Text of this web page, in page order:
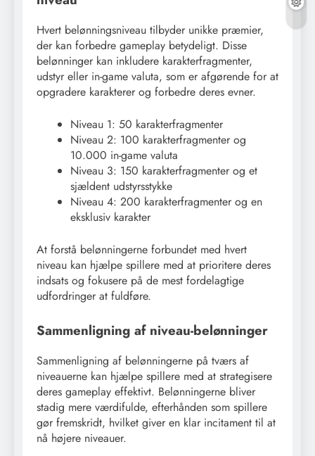
Hvert belønningsniveau tilbyder unikke præmier,
der kan forbedre gameplay betydeligt. Disse
belønninger kan inkludere karakterfragmenter,
udstyr eller in-game valuta, som er afgørende for at
opgradere karakterer og forbedre deres evner.
Niveau 1: 50 karakterfragmenter
Niveau 2: 100 karakterfragmenter og
10.000 in-game valuta
Niveau 3: 150 karakterfragmenter og et
sjældent udstyrsstykke
Niveau 4: 200 karakterfragmenter og en
eksklusiv karakter
At forstå belønningerne forbundet med hvert
niveau kan hjælpe spillere med at prioritere deres
indsats og fokusere på de mest fordelagtige
udfordringer at fuldføre.
Sammenligning af niveau-belønninger
Sammenligning af belønningerne på tværs af
niveauerne kan hjælpe spillere med at strategisere
deres gameplay effektivt. Belønningerne bliver
stadig mere værdifulde, efterhånden som spillere
gør fremskridt, hvilket giver en klar incitament til at
nå højere niveauer.